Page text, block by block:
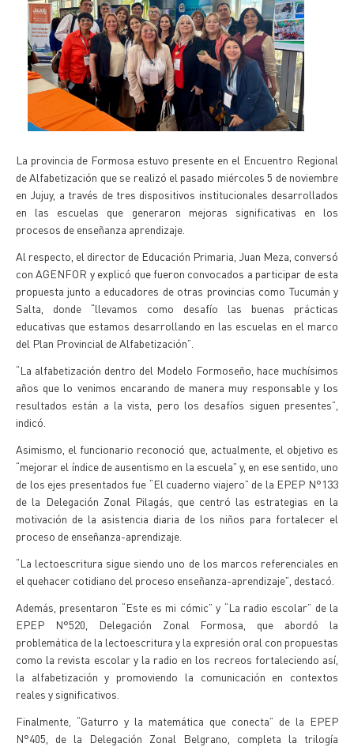
La provincia de Formosa estuvo presente en el Encuentro Regional
de Alfabetización que se realizó el pasado miércoles 5 de noviembre
en Jujuy, a través de tres dispositivos institucionales desarrollados
en las escuelas que generaron mejoras significativas en los
procesos de enseñanza aprendizaje.
Al respecto, el director de Educación Primaria, Juan Meza, conversó
con AGENFOR y explicó que fueron convocados a participar de esta
propuesta junto a educadores de otras provincias como Tucumán y
Salta, donde “llevamos como desafío las buenas prácticas
educativas que estamos desarrollando en las escuelas en el marco
del Plan Provincial de Alfabetización”.
“La alfabetización dentro del Modelo Formoseño, hace muchísimos
años que lo venimos encarando de manera muy responsable y los
resultados están a la vista, pero los desafíos siguen presentes”,
indicó.
Asimismo, el funcionario reconoció que, actualmente, el objetivo es
“mejorar el índice de ausentismo en la escuela” y, en ese sentido, uno
de los ejes presentados fue “El cuaderno viajero” de la EPEP N°133
de la Delegación Zonal Pilagás, que centró las estrategias en la
motivación de la asistencia diaria de los niños para fortalecer el
proceso de enseñanza-aprendizaje.
“La lectoescritura sigue siendo uno de los marcos referenciales en
el quehacer cotidiano del proceso enseñanza-aprendizaje”, destacó.
Además, presentaron “Este es mi cómic” y “La radio escolar” de la
EPEP N°520, Delegación Zonal Formosa, que abordó la
problemática de la lectoescritura y la expresión oral con propuestas
como la revista escolar y la radio en los recreos fortaleciendo así,
la alfabetización y promoviendo la comunicación en contextos
reales y significativos.
Finalmente, “Gaturro y la matemática que conecta” de la EPEP
N°405, de la Delegación Zonal Belgrano, completa la trilogía